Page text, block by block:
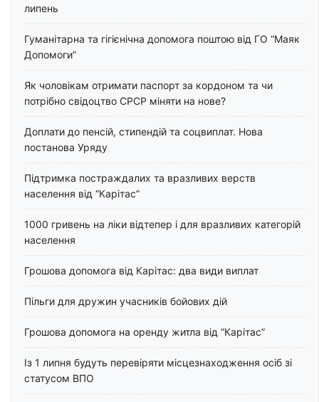
липень
Гуманітарна та гігієнічна допомога поштою від ГО “Маяк
Допомоги”
Як чоловікам отримати паспорт за кордоном та чи
потрібно свідоцтво СРСР міняти на нове?
Доплати до пенсій, стипендій та соцвиплат. Нова
постанова Уряду
Підтримка постраждалих та вразливих верств
населення від “Карітас”
1000 гривень на ліки відтепер і для вразливих категорій
населення
Грошова допомога від Карітас: два види виплат
Пільги для дружин учасників бойових дій
Грошова допомога на оренду житла від “Карітас”
Із 1 липня будуть перевіряти місцезнаходження осіб зі
статусом ВПО